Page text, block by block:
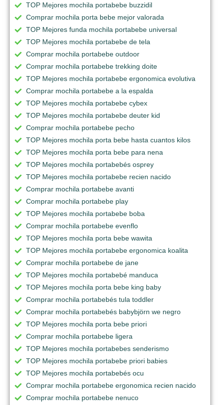
TOP Mejores mochila portabebe buzzidil
Comprar mochila porta bebe mejor valorada
TOP Mejores funda mochila portabebe universal
TOP Mejores mochila portabebe de tela
Comprar mochila portabebe outdoor
Comprar mochila portabebe trekking doite
TOP Mejores mochila portabebe ergonomica evolutiva
Comprar mochila portabebe a la espalda
TOP Mejores mochila portabebe cybex
TOP Mejores mochila portabebe deuter kid
Comprar mochila portabebe pecho
TOP Mejores mochila porta bebe hasta cuantos kilos
TOP Mejores mochila porta bebe para nena
TOP Mejores mochila portabebés osprey
TOP Mejores mochila portabebe recien nacido
Comprar mochila portabebe avanti
Comprar mochila portabebe play
TOP Mejores mochila portabebe boba
Comprar mochila portabebe evenflo
TOP Mejores mochila porta bebe wawita
TOP Mejores mochila portabebe ergonomica koalita
Comprar mochila portabebe de jane
TOP Mejores mochila portabebé manduca
TOP Mejores mochila porta bebe king baby
Comprar mochila portabebés tula toddler
Comprar mochila portabebés babybjörn we negro
TOP Mejores mochila porta bebe priori
Comprar mochila portabebe ligera
TOP Mejores mochila portabebes senderismo
TOP Mejores mochila portabebe priori babies
TOP Mejores mochila portabebés ocu
Comprar mochila portabebe ergonomica recien nacido
Comprar mochila portabebe nenuco